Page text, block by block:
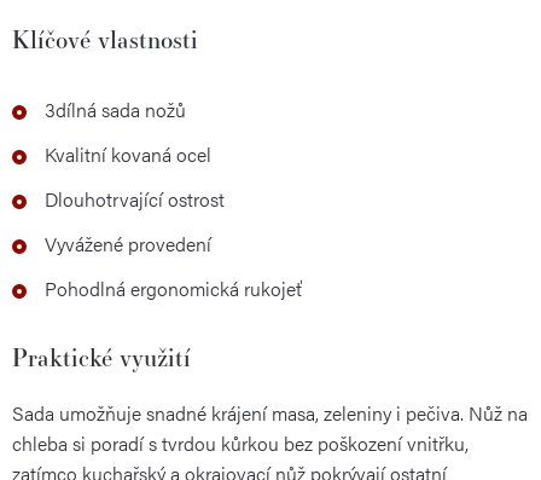
Klíčové vlastnosti
3dílná sada nožů
Kvalitní kovaná ocel
Dlouhotrvající ostrost
Vyvážené provedení
Pohodlná ergonomická rukojeť
Praktické využití
Sada umožňuje snadné krájení masa, zeleniny i pečiva. Nůž na
chleba si poradí s tvrdou kůrkou bez poškození vnitřku,
zatímco kuchařský a okrajovací nůž pokrývají ostatní